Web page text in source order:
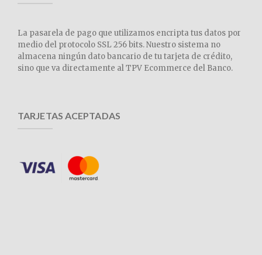
La pasarela de pago que utilizamos encripta tus datos por
medio del protocolo SSL 256 bits. Nuestro sistema no
almacena ningún dato bancario de tu tarjeta de crédito,
sino que va directamente al TPV Ecommerce del Banco.
TARJETAS ACEPTADAS